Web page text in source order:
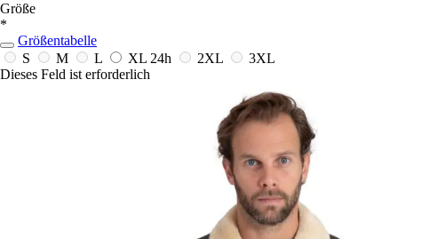
Größe
*
Größentabelle
S
M L XL 24h 2XL
3XL
Dieses Feld ist erforderlich